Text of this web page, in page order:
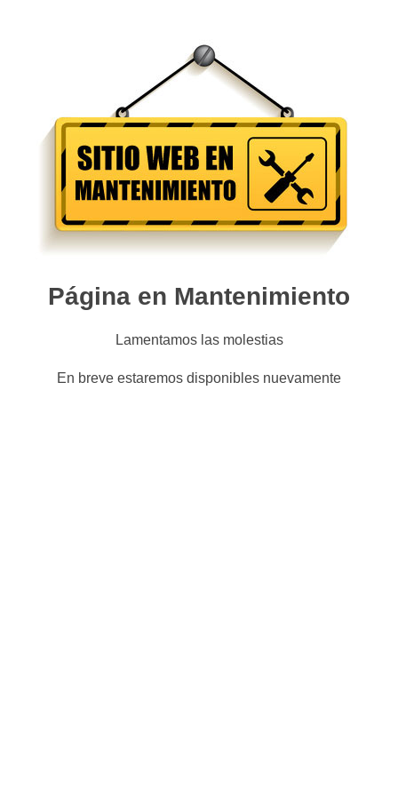
Página en Mantenimiento
Lamentamos las molestias
En breve estaremos disponibles nuevamente